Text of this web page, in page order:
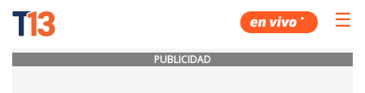
☰
PUBLICIDAD